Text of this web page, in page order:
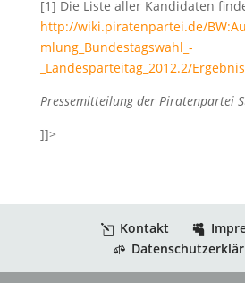
[1] Die Liste aller Kandidaten
http://wiki.piratenpartei.de/
mlung_Bundestagswahl_-
_Landesparteitag_2012.2/
Pressemitteilung der Piratenpartei
]]>
Kontakt